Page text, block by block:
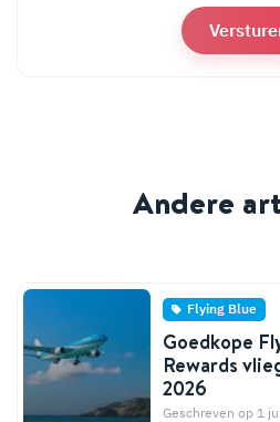
Andere
Flying Blue
Goedkope
Rewards
2026
Geschreven op 1